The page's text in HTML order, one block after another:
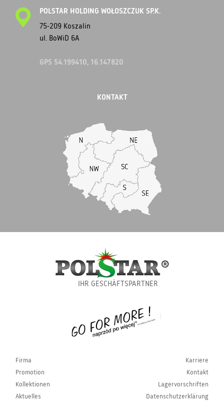
POLSTAR HOLDING WOŁOSZCZUK SP.K.
75-209 Koszalin
ul. BoWiD 6A
GPS 54.199410, 16.147820
KONTAKT
IHR GESCHÄFTSPARTNER
Firma
Promotion
Kollektionen
Aktuelles
Karriere
Kontakt
Lagervorschriften
Datenschutzerklärung